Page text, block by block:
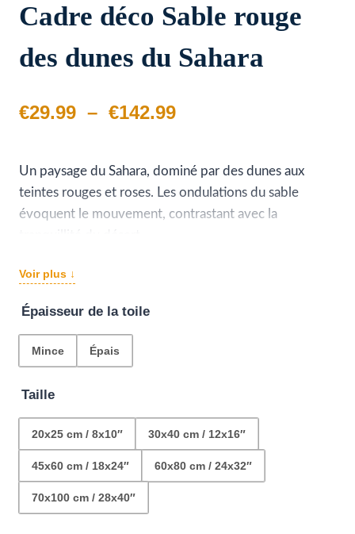
Cadre déco Sable rouge
des dunes du Sahara
€29.99 – €142.99Plage
prix :
€29.99
Un paysage du Sahara, dominé par des dunes aux
teintes rouges et roses. Les ondulations du sable
évoquent le mouvement, contrastant avec la
avec les dunes, ajoutant à la beauté de la scène. Une
œuvre qui célèbre la majesté silencieuse du plus grand
désert du monde.
Voir plus ↓
Épaisseur de la toile
Mince Épais
Taille
20x25 cm / 8x10″ 30x40 cm / 12x16″
45x60 cm / 18x24″ 60x80 cm / 24x32″
70x100 cm / 28x40″